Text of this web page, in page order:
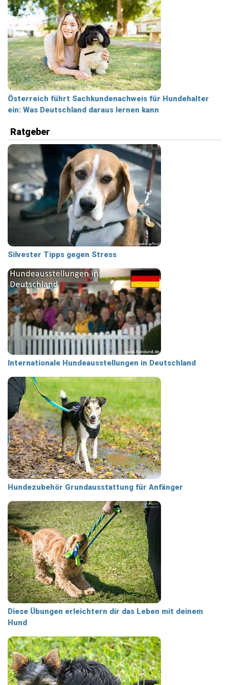
Österreich führt Sachkundenachweis für Hundehalter
ein: Was Deutschland daraus lernen kann
Ratgeber
Silvester Tipps gegen Stress
Internationale Hundeausstellungen in Deutschland
Hundezubehör Grundausstattung für Anfänger
Diese Übungen erleichtern dir das Leben mit deinem
Hund